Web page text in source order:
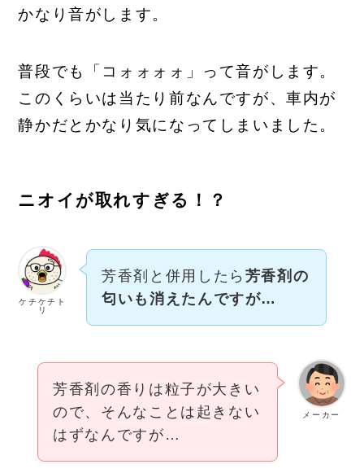
かなり音がします。
普段でも「コォォォォ」って音がします。
このくらいは当たり前なんですが、車内が
静かだとかなり気になってしまいました。
ニオイが取れすぎる！？
ケチケチト
リ
芳香剤と併用したら 芳香剤の
匂いも消えたんですが…
メーカー
芳香剤の香りは粒子が大きい
ので、そんなことは起きない
はずなんですが…